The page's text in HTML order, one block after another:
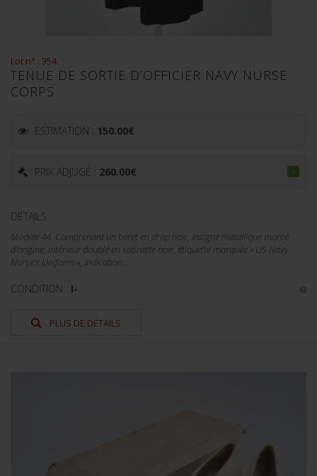
Lot n° : 354
TENUE DE SORTIE D’OFFICIER NAVY NURSE
CORPS
ESTIMATION : 150.00€
PRIX ADJUGÉ : 260.00€
DÉTAILS :
Modèle 44. Comprenant un béret en drap noir, insigne métallique monté
d’origine, intérieur doublé en satinette noir, étiquette marquée « US Navy
Nurse’s Uniform », indication...
CONDITION : I-
PLUS DE DÉTAILS